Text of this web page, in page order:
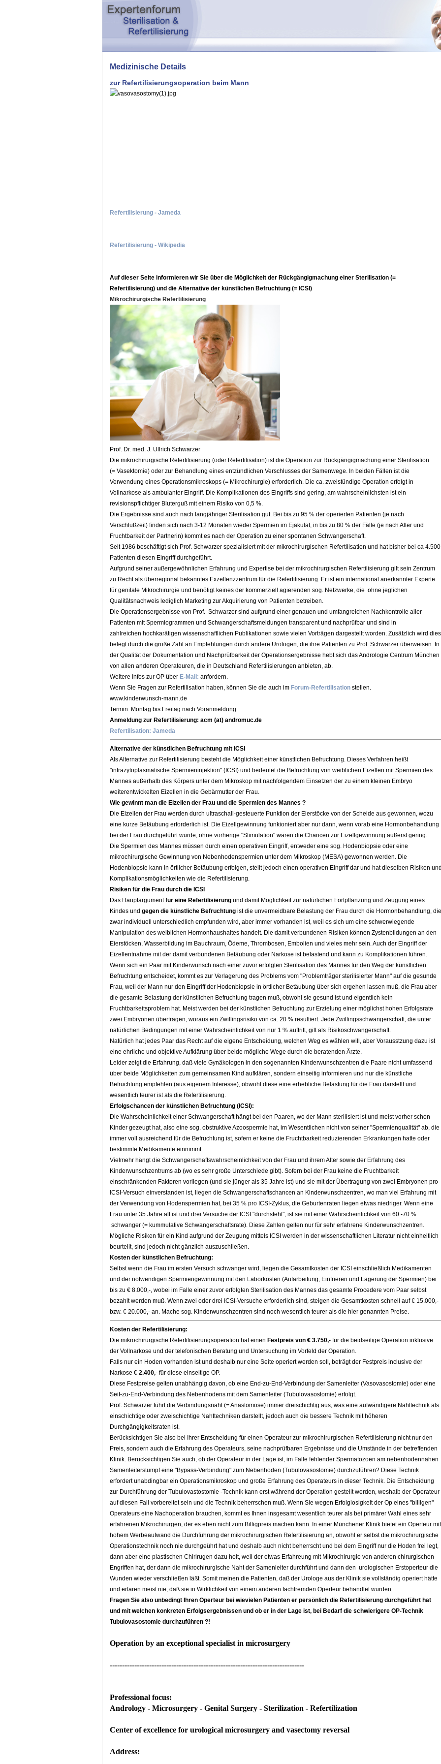
Medizinische Details
zur Refertilisierungsoperation beim Mann
Refertilisierung - Jameda
Refertilisierung - Wikipedia
Auf dieser Seite informieren wir Sie über die Möglichkeit der Rückgängigmachung einer Sterilisation (=
Refertilisierung) und die Alternative der künstlichen Befruchtung (= ICSI)
Mikrochirurgische Refertilisierung
Prof. Dr. med. J. Ullrich Schwarzer
Die mikrochirurgische Refertilisierung (oder Refertilisation) ist die Operation zur Rückgängigmachung einer Sterilisation
(= Vasektomie) oder zur Behandlung eines entzündlichen Verschlusses der Samenwege. In beiden Fällen ist die
Verwendung eines Operationsmikroskops (= Mikrochirurgie) erforderlich. Die ca. zweistündige Operation erfolgt in
Vollnarkose als ambulanter Eingriff. Die Komplikationen des Eingriffs sind gering, am wahrscheinlichsten ist ein
revisionspflichtiger Bluterguß mit einem Risiko von 0,5 %.
Die Ergebnisse sind auch nach langjähriger Sterilisation gut. Bei bis zu 95 % der operierten Patienten (je nach
Verschlußzeit) finden sich nach 3-12 Monaten wieder Spermien im Ejakulat, in bis zu 80 % der Fälle (je nach Alter und
Fruchtbarkeit der Partnerin) kommt es nach der Operation zu einer spontanen Schwangerschaft.
Seit 1986 beschäftigt sich Prof. Schwarzer spezialisiert mit der mikrochirurgischen Refertilisation und hat bisher bei ca 4.500
Patienten diesen Eingriff durchgeführt.
Aufgrund seiner außergewöhnlichen Erfahrung und Expertise bei der mikrochirurgischen Refertilisierung gilt sein Zentrum
zu Recht als überregional bekanntes Exzellenzzentrum für die Refertilisierung. Er ist ein international anerkannter Experte
für genitale Mikrochirurgie und benötigt keines der kommerziell agierenden sog. Netzwerke, die ohne jeglichen
Qualitätsnachweis lediglich Marketing zur Akquirierung von Patienten betreiben.
Die Operationsergebnisse von Prof. Schwarzer sind aufgrund einer genauen und umfangreichen Nachkontrolle aller
Patienten mit Spermiogrammen und Schwangerschaftsmeldungen transparent und nachprüfbar und sind in
zahlreichen hochkarätigen wissenschaftlichen Publikationen sowie vielen Vorträgen dargestellt worden. Zusätzlich wird dies
belegt durch die große Zahl an Empfehlungen durch andere Urologen, die ihre Patienten zu Prof. Schwarzer überweisen. In
der Qualität der Dokumentation und Nachprüfbarkeit der Operationsergebnisse hebt sich das Andrologie Centrum München
von allen anderen Operateuren, die in Deutschland Refertilisierungen anbieten, ab.
Weitere Infos zur OP über E-Mail: anfordern.
Wenn Sie Fragen zur Refertilisation haben, können Sie die auch im Forum-Refertilisation stellen.
www.kinderwunsch-mann.de
Termin: Montag bis Freitag nach Voranmeldung
Anmeldung zur Refertilisierung: acm (at) andromuc.de
Refertilisation: Jameda
Alternative der künstlichen Befruchtung mit ICSI
Als Alternative zur Refertilisierung besteht die Möglichkeit einer künstlichen Befruchtung. Dieses Verfahren heißt
"intrazytoplasmatische Spermieninjektion" (ICSI) und bedeutet die Befruchtung von weiblichen Eizellen mit Spermien des
Mannes außerhalb des Körpers unter dem Mikroskop mit nachfolgendem Einsetzen der zu einem kleinen Embryo
weiterentwickelten Eizellen in die Gebärmutter der Frau.
Wie gewinnt man die Eizellen der Frau und die Spermien des Mannes ?
Die Eizellen der Frau werden durch ultraschall-gesteuerte Punktion der Eierstöcke von der Scheide aus gewonnen, wozu
eine kurze Betäubung erforderlich ist. Die Eizellgewinnung funkioniert aber nur dann, wenn vorab eine Hormonbehandlung
bei der Frau durchgeführt wurde; ohne vorherige "Stimulation" wären die Chancen zur Eizellgewinnung äußerst gering.
Die Spermien des Mannes müssen durch einen operativen Eingriff, entweder eine sog. Hodenbiopsie oder eine
mikrochirurgische Gewinnung von Nebenhodenspermien unter dem Mikroskop (MESA) gewonnen werden. Die
Hodenbiopsie kann in örtlicher Betäubung erfolgen, stellt jedoch einen operativen Eingriff dar und hat dieselben Risiken
Komplikationsmöglichkeiten wie die Refertilisierung.
Risiken für die Frau durch die ICSI
Das Hauptargumentfür eine Refertilisierung und damit Möglichkeit zur natürlichen Fortpflanzung und Zeugung eines
Kindes und gegen die künstliche Befruchtung ist die unvermeidbare Belastung der Frau durch die Hormonbehandlung, die
zwar individuell unterschiedlich empfunden wird, aber immer vorhanden ist, weil es sich um eine schwerwiegende
Manipulation des weiblichen Hormonhaushaltes handelt. Die damit verbundenen Risiken können Zystenbildungen an den
Eierstöcken, Wasserbildung im Bauchraum, Ödeme, Thrombosen, Embolien und vieles mehr sein. Auch der Eingriff der
Eizellentnahme mit der damit verbundenen Betäubung oder Narkose ist belastend und kann zu Komplikationen führen.
Wenn sich ein Paar mit Kinderwunsch nach einer zuvor erfolgten Sterilisation des Mannes für den Weg der künstlichen
Befruchtung entscheidet, kommt es zur Verlagerung des Problems vom "Problemträger sterilisierter Mann" auf die gesunde
Frau, weil der Mann nur den Eingriff der Hodenbiopsie in örtlicher Betäubung über sich ergehen lassen muß, die Frau aber
die gesamte Belastung der künstlichen Befruchtung tragen muß, obwohl sie gesund ist und eigentlich kein
Fruchtbarkeitsproblem hat. Meist werden bei der künstlichen Befruchtung zur Erzielung einer möglichst hohen Erfolgsrate
zwei Embryonen übertragen, woraus ein Zwillingsrisiko von ca. 20 % resultiert. Jede Zwillingsschwangerschaft, die unter
natürlichen Bedingungen mit einer Wahrscheinlichkeit von nur 1 % auftritt, gilt als Risikoschwangerschaft.
Natürlich hat jedes Paar das Recht auf die eigene Entscheidung, welchen Weg es wählen will, aber Vorausstzung dazu ist
eine ehrliche und objektive Aufklärung über beide mögliche Wege durch die beratenden Ärzte.
Leider zeigt die Erfahrung, daß viele Gynäkologen in den sogenannten Kinderwunschzentren die Paare nicht umfassend
über beide Möglichkeiten zum gemeinsamen Kind aufklären, sondern einseitig informieren und nur die künstliche
Befruchtung empfehlen (aus eigenem Interesse), obwohl diese eine erhebliche Belastung für die Frau darstellt und
wesentlich teurer ist als die Refertilisierung.
Erfolgschancen der künstlichen Befruchtung (ICSI):
Die Wahrscheinlichkeit einer Schwangerschaft hängt bei den Paaren, wo der Mann sterilisiert ist und meist vorher schon
Kinder gezeugt hat, also eine sog. obstruktive Azoospermie hat, im Wesentlichen nicht von seiner "Spermienqualität" ab, die
immer voll ausreichend für die Befruchtung ist, sofern er keine die Fruchtbarkeit reduzierenden Erkrankungen hatte oder
bestimmte Medikamente einnimmt.
Vielmehr hängt die Schwangerschaftswahrscheinlichkeit von der Frau und ihrem Alter sowie der Erfahrung des
Kinderwunschzentrums ab (wo es sehr große Unterschiede gibt). Sofern bei der Frau keine die Fruchtbarkeit
einschränkenden Faktoren vorliegen (und sie jünger als 35 Jahre ist) und sie mit der Übertragung von zwei Embryonen pro
ICSI-Versuch einverstanden ist, liegen die Schwangerschaftschancen an Kinderwunschzentren, wo man viel Erfahrung mit
der Verwendung von Hodenspermien hat, bei 35 % pro ICSI-Zyklus, die Geburtenraten liegen etwas niedriger. Wenn eine
Frau unter 35 Jahre alt ist und drei Versuche der ICSI "durchsteht", ist sie mit einer Wahrscheinlichkeit von 60 -70 %
schwanger (= kummulative Schwangerschaftsrate). Diese Zahlen gelten nur für sehr erfahrene Kinderwunschzentren.
Mögliche Risiken für ein Kind aufgrund der Zeugung mittels ICSI werden in der wissenschaftlichen Literatur nicht einheitlich
beurteilt, sind jedoch nicht gänzlich auszuschließen.
Kosten der künstlichen Befruchtung:
Selbst wenn die Frau im ersten Versuch schwanger wird, liegen die Gesamtkosten der ICSI einschließlich Medikamenten
und der notwendigen Spermiengewinnung mit den Laborkosten (Aufarbeitung, Einfrieren und Lagerung der Spermien) bei
bis zu € 8.000,-, wobei im Falle einer zuvor erfolgten Sterilisation des Mannes das gesamte Procedere vom Paar selbst
bezahlt werden muß. Wenn zwei oder drei ICSI-Versuche erforderlich sind, steigen die Gesamtkosten schnell auf € 15.000,-
bzw. € 20.000,- an. Mache sog. Kinderwunschzentren sind noch wesentlich teurer als die hier genannten Preise.
Kosten der Refertilisierung:
Die mikrochirurgische Refertilisierungsoperation hat einen Festpreis von € 3.750,- für die beidseitige Operation inklusive
der Vollnarkose und der telefonischen Beratung und Untersuchung im Vorfeld der Operation.
Falls nur ein Hoden vorhanden ist und deshalb nur eine Seite operiert werden soll, beträgt der Festpreis inclusive der
Narkose € 2.400,- für diese einseitige OP.
Diese Festpreise gelten unabhängig davon, ob eine End-zu-End-Verbindung der Samenleiter (Vasovasostomie) oder eine
Seit-zu-End-Verbindung des Nebenhodens mit dem Samenleiter (Tubulovasostomie) erfolgt.
Prof. Schwarzer führt die Verbindungsnaht (= Anastomose) immer dreischichtig aus, was eine aufwändigere Nahttechnik als
einschichtige oder zweischichtige Nahttechniken darstellt, jedoch auch die bessere Technik mit höheren
Durchgängigkeitsraten ist.
Berücksichtigen Sie also bei Ihrer Entscheidung für einen Operateur zur mikrochirurgischen Refertilisierung nicht nur den
Preis, sondern auch die Erfahrung des Operateurs, seine nachprüfbaren Ergebnisse und die Umstände in der betreffenden
Klinik. Berücksichtigen Sie auch, ob der Operateur in der Lage ist, im Falle fehlender Spermatozoen am nebenhodennahen
Samenleiterstumpf eine "Bypass-Verbindung" zum Nebenhoden (Tubulovasostomie) durchzuführen? Diese Technik
erfordert unabdingbar ein Operationsmikroskop und große Erfahrung des Operateurs in dieser Technik. Die Entscheidung
zur Durchführung der Tubulovastostomie -Technik kann erst während der Operation gestellt werden, weshalb der Operateur
auf diesen Fall vorbereitet sein und die Technik beherrschen muß. Wenn Sie wegen Erfolglosigkeit der Op eines "billigen"
Operateurs eine Nachoperation brauchen, kommt es Ihnen insgesamt wesentlich teurer als bei primärer Wahl eines sehr
erfahrenen Mikrochirurgen, der es eben nicht zum Billigpreis machen kann. In einer Münchener Klinik bietet ein Operteur mit
hohem Werbeaufwand die Durchführung der mikrochirurgischen Refertilisierung an, obwohl er selbst die mikrochirurgische
Operationstechnik noch nie durchgeührt hat und deshalb auch nicht beherrscht und bei dem Eingriff nur die Hoden frei legt,
dann aber eine plastischen Chirirugen dazu holt, weil der etwas Erfahreung mit Mikrochirurgie von anderen chirurgischen
Engriffen hat, der dann die mikrochirurgische Naht der Samenleiter durchführt und dann den urologischen Erstoperteur die
Wunden wieder verschließen läßt. Somit meinen die Patienten, daß der Urologe aus der Klinik sie vollständig operiert hätte
und erfaren meist nie, daß sie in Wirklichkeit von einem anderen fachfremden Operteur behandlet wurden.
Fragen Sie also unbedingt Ihren Operteur bei wievielen Patienten er persönlich die Refertilisierung durchgeführt hat
und mit welchen konkreten Erfolgsergebnissen und ob er in der Lage ist, bei Bedarf die schwierigere OP-Technik
Tubulovasostomie durchzuführen ?!
Operation by an exceptional specialist in microsurgery
-------------------------------------------------------------------------------
Professional focus:
Andrology - Microsurgery - Genital Surgery - Sterilization - Refertilization
Center of excellence for urological microsurgery and vasectomy reversal
Address: